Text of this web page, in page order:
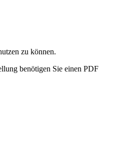
zu können.
benötigen Sie einen PDF